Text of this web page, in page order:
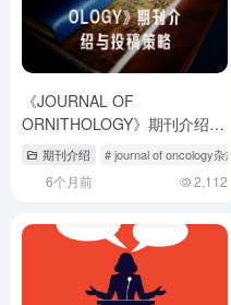
《JOURNAL OF
ORNITHOLOGY》期刊介绍与
投稿策略
期刊介绍 # journal of oncology杂志
6个月前 2,112